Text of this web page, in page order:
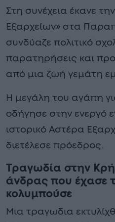
Στη συνέχεια έκανε
Εξαρχείων» στα
συνδύαζε πολιτικό
παρατηρήσεις και
από μια ζωή γεμάτη
Η μεγάλη του αγάπη
οδήγησε στην ενεργό
ιστορικό Αστέρα
διετέλεσε πρόεδρος.
Τραγωδία στην
άνδρας που έχασε
κολυμπούσε
Μια τραγωδια